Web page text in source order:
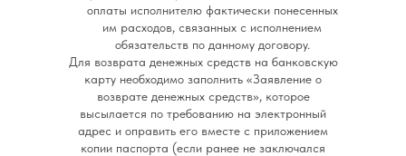
оплаты исполнителю фактически понесенных
им расходов, связанных с исполнением
обязательств по данному договору.
Для возврата денежных средств на банковскую
карту необходимо заполнить «Заявление о
возврате денежных средств», которое
высылается по требованию на электронный
адрес и оправить его вместе с приложением
копии паспорта (если ранее не заключался